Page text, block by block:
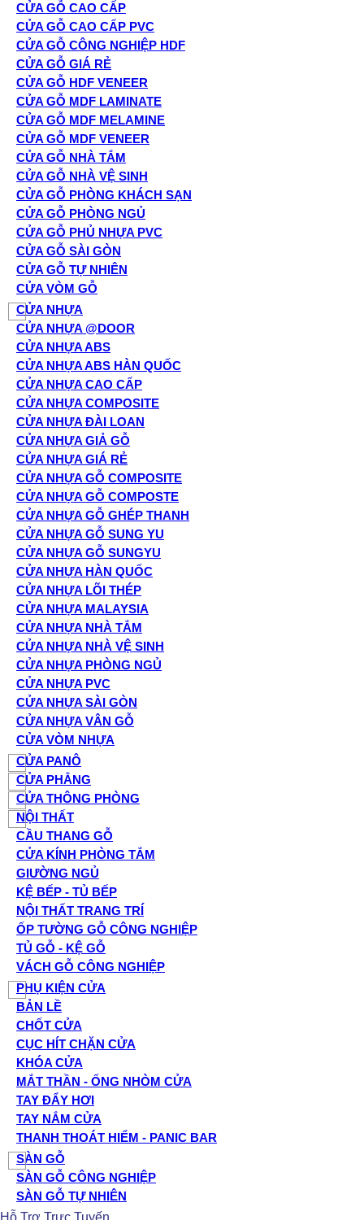
CỬA GỖ CAO CẤP
CỬA GỖ CAO CẤP PVC
CỬA GỖ CÔNG NGHIỆP HDF
CỬA GỖ GIÁ RẺ
CỬA GỖ HDF VENEER
CỬA GỖ MDF LAMINATE
CỬA GỖ MDF MELAMINE
CỬA GỖ MDF VENEER
CỬA GỖ NHÀ TẮM
CỬA GỖ NHÀ VỆ SINH
CỬA GỖ PHÒNG KHÁCH SẠN
CỬA GỖ PHÒNG NGỦ
CỬA GỖ PHỦ NHỰA PVC
CỬA GỖ SÀI GÒN
CỬA GỖ TỰ NHIÊN
CỬA VÒM GỖ
CỬA NHỰA
CỬA NHỰA @DOOR
CỬA NHỰA ABS
CỬA NHỰA ABS HÀN QUỐC
CỬA NHỰA CAO CẤP
CỬA NHỰA COMPOSITE
CỬA NHỰA ĐÀI LOAN
CỬA NHỰA GIẢ GỖ
CỬA NHỰA GIÁ RẺ
CỬA NHỰA GỖ COMPOSITE
CỬA NHỰA GỖ COMPOSTE
CỬA NHỰA GỖ GHÉP THANH
CỬA NHỰA GỖ SUNG YU
CỬA NHỰA GỖ SUNGYU
CỬA NHỰA HÀN QUỐC
CỬA NHỰA LÕI THÉP
CỬA NHỰA MALAYSIA
CỬA NHỰA NHÀ TẮM
CỬA NHỰA NHÀ VỆ SINH
CỬA NHỰA PHÒNG NGỦ
CỬA NHỰA PVC
CỬA NHỰA SÀI GÒN
CỬA NHỰA VÂN GỖ
CỬA VÒM NHỰA
CỬA PANÔ
CỬA PHẲNG
CỬA THÔNG PHÒNG
NỘI THẤT
CẦU THANG GỖ
CỬA KÍNH PHÒNG TẮM
GIƯỜNG NGỦ
KỆ BẾP - TỦ BẾP
NỘI THẤT TRANG TRÍ
ỐP TƯỜNG GỖ CÔNG NGHIỆP
TỦ GỖ - KỆ GỖ
VÁCH GỖ CÔNG NGHIỆP
PHỤ KIỆN CỬA
BẢN LỀ
CHỐT CỬA
CỤC HÍT CHẶN CỬA
KHÓA CỬA
MẮT THẦN - ỐNG NHÒM CỬA
TAY ĐẨY HƠI
TAY NẮM CỬA
THANH THOÁT HIỂM - PANIC BAR
SÀN GỖ
SÀN GỖ CÔNG NGHIỆP
SÀN GỖ TỰ NHIÊN
Hỗ Trợ Trực Tuyến